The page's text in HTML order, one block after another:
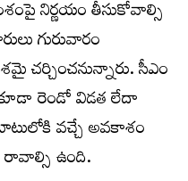
నిర్ణయం తీసుకోవాల్సి
గురువారం
చర్చించనున్నారు. సీఎం
రెండో విడత లేదా
వచ్చే అవకాశం
ఉంది.